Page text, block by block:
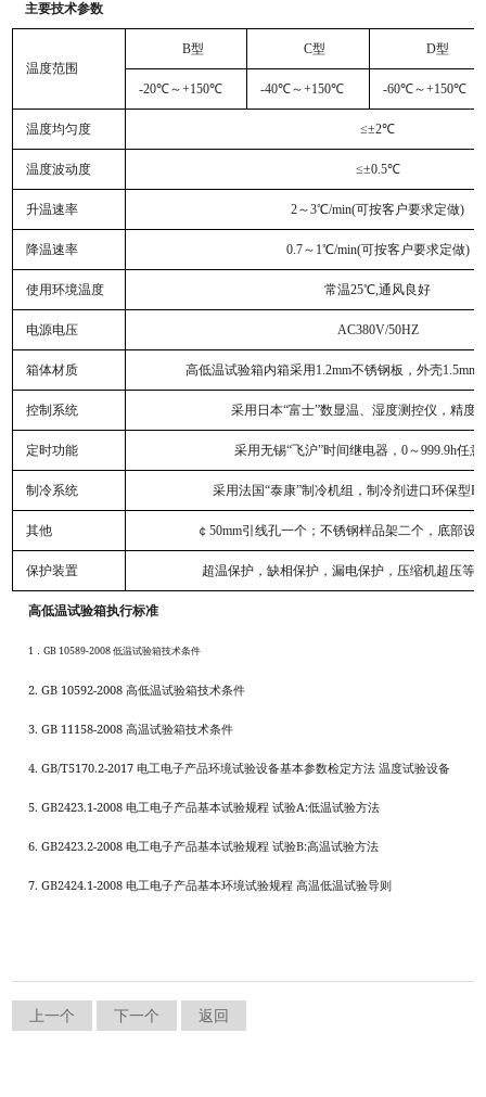
主要技术参数
温度范围
B型 C型 D型
-20℃～+150℃ -40℃～+150℃ -60℃～+150℃
温度均匀度 ≤±2℃
温度波动度 ≤±0.5℃
升温速率 2～3℃/min(可按客户要求定做)
降温速率 0.7～1℃/min(可按客户要求定做)
使用环境温度 常温25℃,通风良好
电源电压 AC380V/50HZ
箱体材质 高低温试验箱内箱采用1.2mm不锈钢板，外壳1.5mm
控制系统 采用日本“富士”数显温、湿度测控仪，精度
定时功能 采用无锡“飞沪”时间继电器，0～999.9h任
制冷系统 采用法国“泰康”制冷机组，制冷剂进口环保型
其他 ￠50mm引线孔一个；不锈钢样品架二个，底部设
保护装置 超温保护，缺相保护，漏电保护，压缩机超压等
高低温试验箱执行标准
1 ．GB 10589-2008 低温试验箱技术条件
2. GB 10592-2008 高低温试验箱技术条件
3. GB 11158-2008高温试验箱技术条件
4. GB/T5170.2-2017 电工电子产品环境试验设备基本参数检定方法 温度试验设备
5. GB2423.1-2008 电工电子产品基本试验规程 试验A:低温试验方法
6. GB2423.2-2008 电工电子产品基本试验规程 试验B:高温试验方法
7. GB2424.1-2008 电工电子产品基本环境试验规程 高温低温试验导则
上一个 下一个 返回